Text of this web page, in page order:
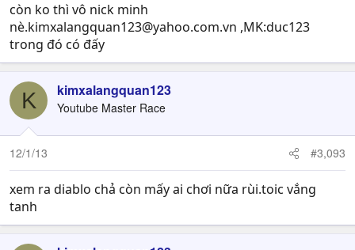
còn ko thì vô nick minh
nè.kimxalangquan123@yahoo.com.vn ,MK:duc123
trong đó có đấy
K kimxalangquan123
Youtube Master Race
12/1/13 #3,093
xem ra diablo chả còn mấy ai chơi nữa rùi.toic vắng
tanh